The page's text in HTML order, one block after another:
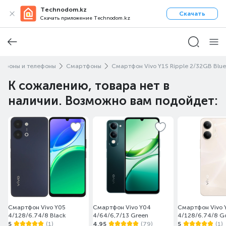
Technodom.kz
Скачать приложение Technodom.kz
Скачать
и телефоны Смартфоны Смартфон Vivo Y1S Ripple 2/32GB Blue
К сожалению, товара нет в
наличии. Возможно вам подойдет:
Смартфон Vivo Y05
4/128/6.74/8 Black
5
(1)
Смартфон Vivo Y04
4/64/6,7/13 Green
4.95
(79)
Смартфон Vivo
4/128/6.74/8
5
(1)